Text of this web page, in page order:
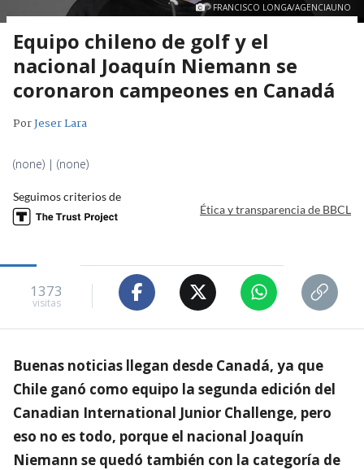
FRANCISCO LONGA/AGENCIAUNO
Equipo chileno de golf y el
nacional Joaquín Niemann se
coronaron campeones en Canadá
PorJeser Lara
(none) | (none)
Seguimos criterios de
Ética y transparencia de BBCL
1373
visitas
Buenas noticias llegan desde Canadá, ya que
Chile ganó como equipo la segunda edición del
Canadian International Junior Challenge, pero
eso no es todo, porque el nacional Joaquín
Niemann se quedó también con la categoría de